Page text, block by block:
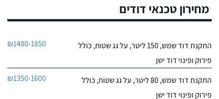
מחירון טכנאי דודים
התקנת דוד שמש, 150 ליטר, על גג שטוח, כולל
פירוק ופינוי דוד ישן
₪1480-1850
התקנת דוד שמש, 80 ליטר, על גג שטוח, כולל
פירוק ופינוי דוד ישן
₪1350-1600